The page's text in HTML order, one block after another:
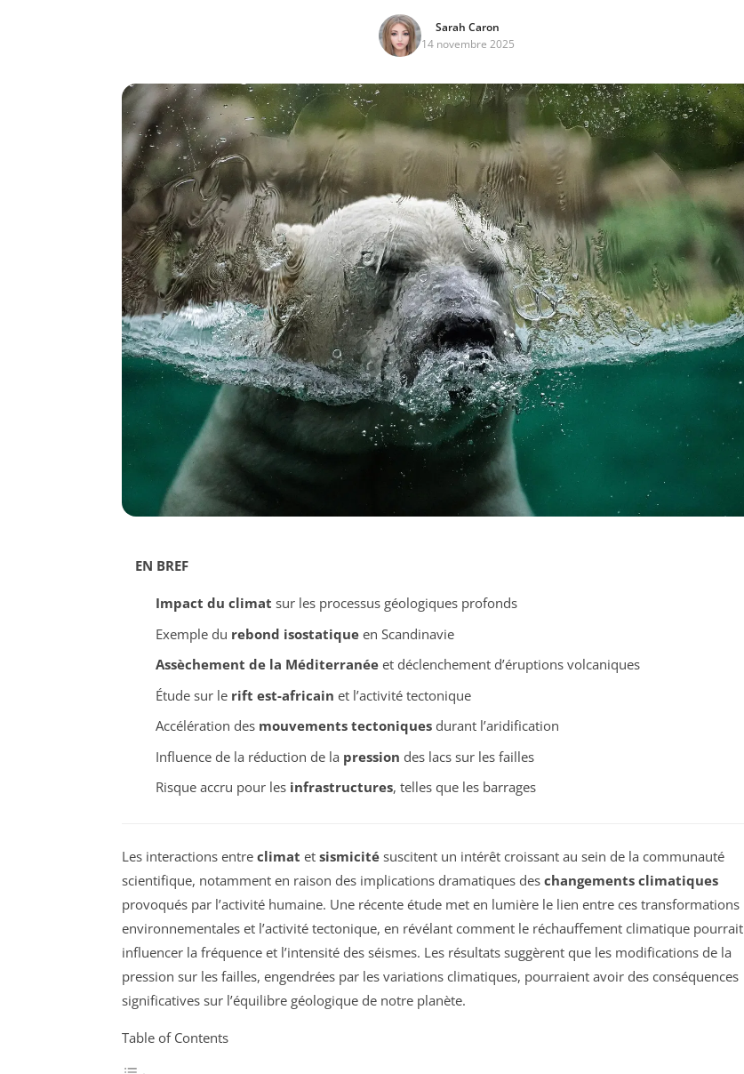
Sarah Caron
14 novembre 2025
EN BREF
Impact du climat sur les processus géologiques profonds
Exemple du rebond isostatiqueen Scandinavie
Assèchement de la Méditerranéeet déclenchement d’éruptions volcaniques
Étude sur le rift est-africain et l’activité tectonique
Accélération des mouvements tectoniquesdurant l’aridification
Influence de la réduction de la pression des lacs sur les failles
Risque accru pour les infrastructures, telles que les barrages
Les interactions entre climat et sismicité suscitent un intérêt croissant au sein de la communauté
scientifique, notamment en raison des implications dramatiques des changements climatiques
provoqués par l’activité humaine. Une récente étude met en lumière le lien entre ces transformations
environnementales et l’activité tectonique, en révélant comment le réchauffement climatique pourrait
influencer la fréquence et l’intensité des séismes. Les résultats suggèrent que les modifications de la
pression sur les failles, engendrées par les variations climatiques, pourraient avoir des conséquences
significatives sur l’équilibre géologique de notre planète.
Table of Contents